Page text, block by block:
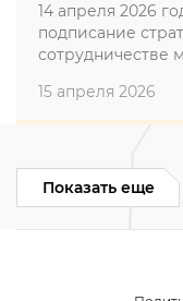
14 апреля 2026
подписание
сотрудничестве
(структурным
Промышленной
заводом (ООО
15 апреля 2026
Показать еще